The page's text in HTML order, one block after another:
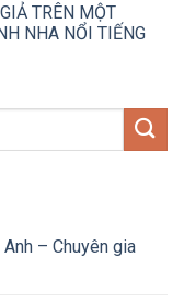
TRÊN MỘT
NHA NỔI TIẾNG
– Chuyên gia